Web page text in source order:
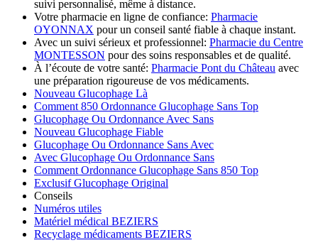
suivi personnalisé, même à distance.
Votre pharmacie en ligne de confiance: Pharmacie
OYONNAX pour un conseil santé fiable à chaque instant.
Avec un suivi sérieux et professionnel: Pharmacie du Centre
MONTESSON pour des soins responsables et de qualité.
À l’écoute de votre santé: Pharmacie Pont du Château avec
une préparation rigoureuse de vos médicaments.
Nouveau Glucophage Là
Comment 850 Ordonnance Glucophage Sans Top
Glucophage Ou Ordonnance Avec Sans
Nouveau Glucophage Fiable
Glucophage Ou Ordonnance Sans Avec
Avec Glucophage Ou Ordonnance Sans
Comment Ordonnance Glucophage Sans 850 Top
Exclusif Glucophage Original
Conseils
Numéros utiles
Matériel médical BEZIERS
Recyclage médicaments BEZIERS